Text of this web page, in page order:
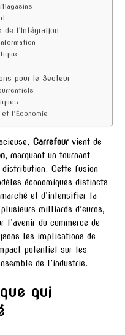
de l’Intégration
pour le Secteur
l’Économie
Carrefour vient de
, marquant un tournant
distribution. Cette fusion
économiques distincts
et d’intensifier la
milliards d’euros,
l’avenir du commerce de
les implications de
potentiel sur les
de l’industrie.
qui